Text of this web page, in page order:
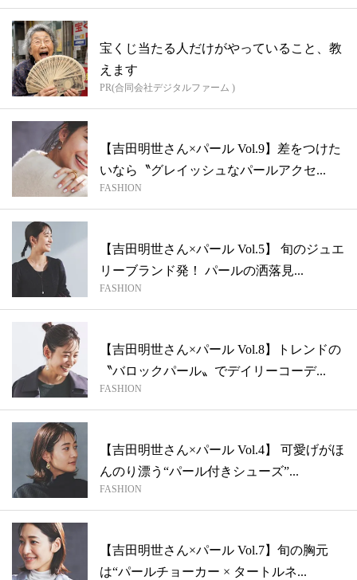
宝くじ当たる人だけがやっていること、教
えます
PR(合同会社デジタルファーム )
【吉田明世さん×パール Vol.9】差をつけた
いなら〝グレイッシュなパールアクセ...
FASHION
【吉田明世さん×パール Vol.5】 旬のジュエ
リーブランド発！ パールの洒落見...
FASHION
【吉田明世さん×パール Vol.8】トレンドの
〝バロックパール〟でデイリーコーデ...
FASHION
【吉田明世さん×パール Vol.4】 可愛げがほ
んのり漂う“パール付きシューズ”...
FASHION
【吉田明世さん×パール Vol.7】旬の胸元
は“パールチョーカー × タートルネ...